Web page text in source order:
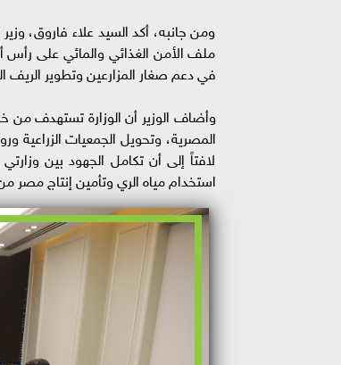
ومن جانبه، أكد السيد علاء فاروق،
ملف الأمن الغذائي والمائي على رأس
في دعم صغار المزارعين وتطوير الريف
وأضاف الوزير أن الوزارة تستهدف من
المصرية، وتحويل الجمعيات الزراعية
لافتاً إلى أن تكامل الجهود بين
استخدام مياه الري وتأمين إنتاج مصر